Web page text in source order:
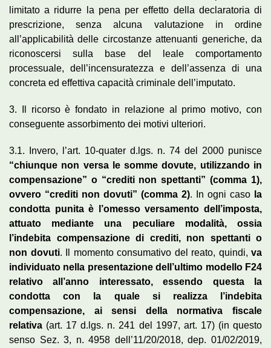
limitato a ridurre la pena per effetto della declaratoria di
prescrizione, senza alcuna valutazione in ordine
all’applicabilità delle circostanze attenuanti generiche, da
riconoscersi sulla base del leale comportamento
processuale, dell’incensuratezza e dell’assenza di una
concreta ed effettiva capacità criminale dell’imputato.
3. Il ricorso è fondato in relazione al primo motivo, con
conseguente assorbimento dei motivi ulteriori.
3.1. Invero, l’art. 10-quater d.lgs. n. 74 del 2000 punisce
“chiunque non versa le somme dovute, utilizzando in
compensazione” o “crediti non spettanti” (comma 1),
ovvero “crediti non dovuti” (comma 2). In ogni caso la
condotta punita è l’omesso versamento dell’imposta,
attuato mediante una peculiare modalità, ossia
l’indebita compensazione di crediti, non spettanti o
non dovuti. Il momento consumativo del reato, quindi, va
individuato nella presentazione dell’ultimo modello F24
relativo all’anno interessato, essendo questa la
condotta con la quale si realizza l’indebita
compensazione, ai sensi della normativa fiscale
relativa (art. 17 d.lgs. n. 241 del 1997, art. 17) (in questo
senso Sez. 3, n. 4958 dell’11/20/2018, dep. 01/02/2019,